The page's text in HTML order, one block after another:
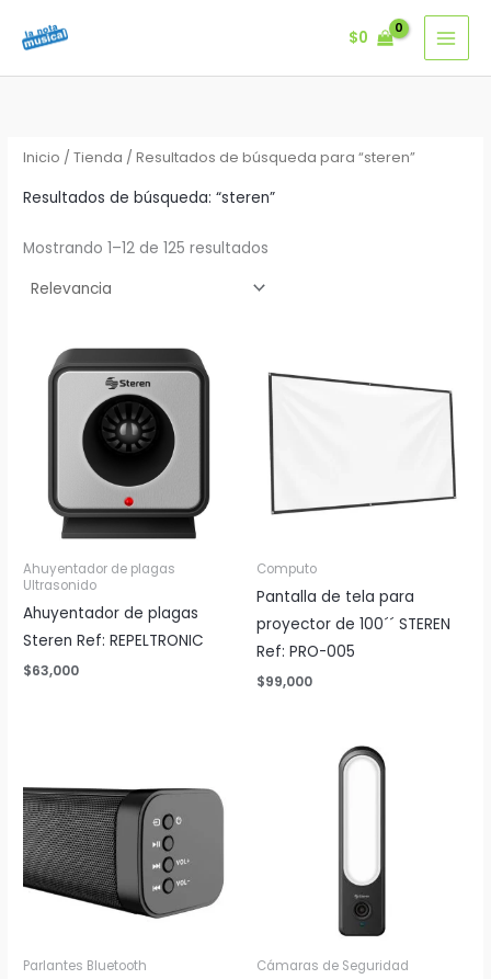
$0
Inicio /Tienda / Resultados de búsqueda para “steren”
Resultados de búsqueda: “steren”
Mostrando 1–12 de 125 resultados
Ahuyentador de plagas
Ultrasonido
Ahuyentador de plagas
Steren Ref: REPELTRONIC
$63,000
Computo
Pantalla de tela para
proyector de 100´´ STEREN
Ref: PRO-005
$99,000
Parlantes Bluetooth Cámaras de Seguridad